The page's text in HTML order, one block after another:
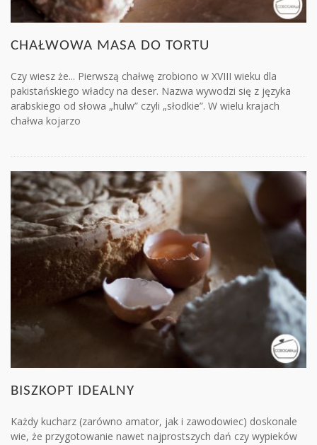
CHAŁWOWA MASA DO TORTU
Czy wiesz że... Pierwszą chałwę zrobiono w XVIII wieku dla
pakistańskiego władcy na deser. Nazwa wywodzi się z języka
arabskiego od słowa „hulw” czyli „słodkie”. W wielu krajach
chałwa kojarzo
BISZKOPT IDEALNY
Każdy kucharz (zarówno amator, jak i zawodowiec) doskonale
wie, że przygotowanie nawet najprostszych dań czy wypieków